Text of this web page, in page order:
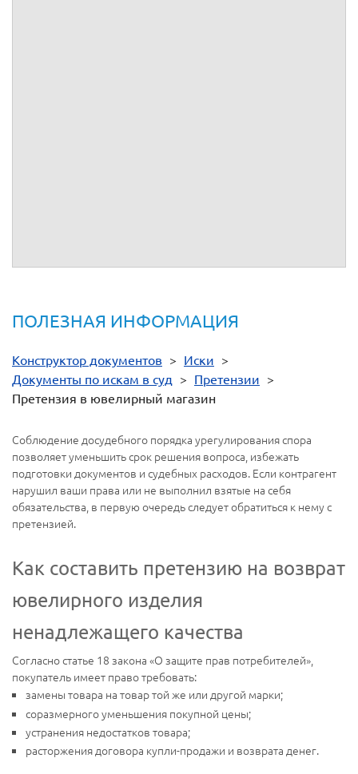
ПОЛЕЗНАЯ ИНФОРМАЦИЯ
Конструктор документов > Иски >
Документы по искам в суд > Претензии >
Претензия в ювелирный магазин
Соблюдение досудебного порядка урегулирования спора
позволяет уменьшить срок решения вопроса, избежать
подготовки документов и судебных расходов. Если контрагент
нарушил ваши права или не выполнил взятые на себя
обязательства, в первую очередь следует обратиться к нему с
претензией.
Как составить претензию на возврат
ювелирного изделия
ненадлежащего качества
Согласно статье 18 закона «О защите прав потребителей»,
покупатель имеет право требовать:
замены товара на товар той же или другой марки;
соразмерного уменьшения покупной цены;
устранения недостатков товара;
расторжения договора купли-продажи и возврата денег.